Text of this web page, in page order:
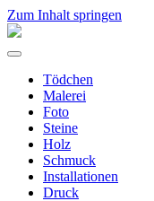
Zum Inhalt springen
Aline
Menü
umschalten
Tödchen
Malerei
Foto
Steine
Holz
Schmuck
Installationen
Druck